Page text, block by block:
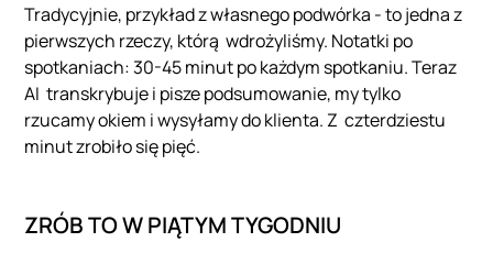
Tradycyjnie, przykład z własnego podwórka - to jedna z
pierwszych rzeczy, którą wdrożyliśmy. Notatki po
spotkaniach: 30-45 minut po każdym spotkaniu. Teraz
AI transkrybuje i pisze podsumowanie, my tylko
rzucamy okiem i wysyłamy do klienta. Z czterdziestu
minut zrobiło się pięć.
ZRÓB TO W PIĄTYM TYGODNIU